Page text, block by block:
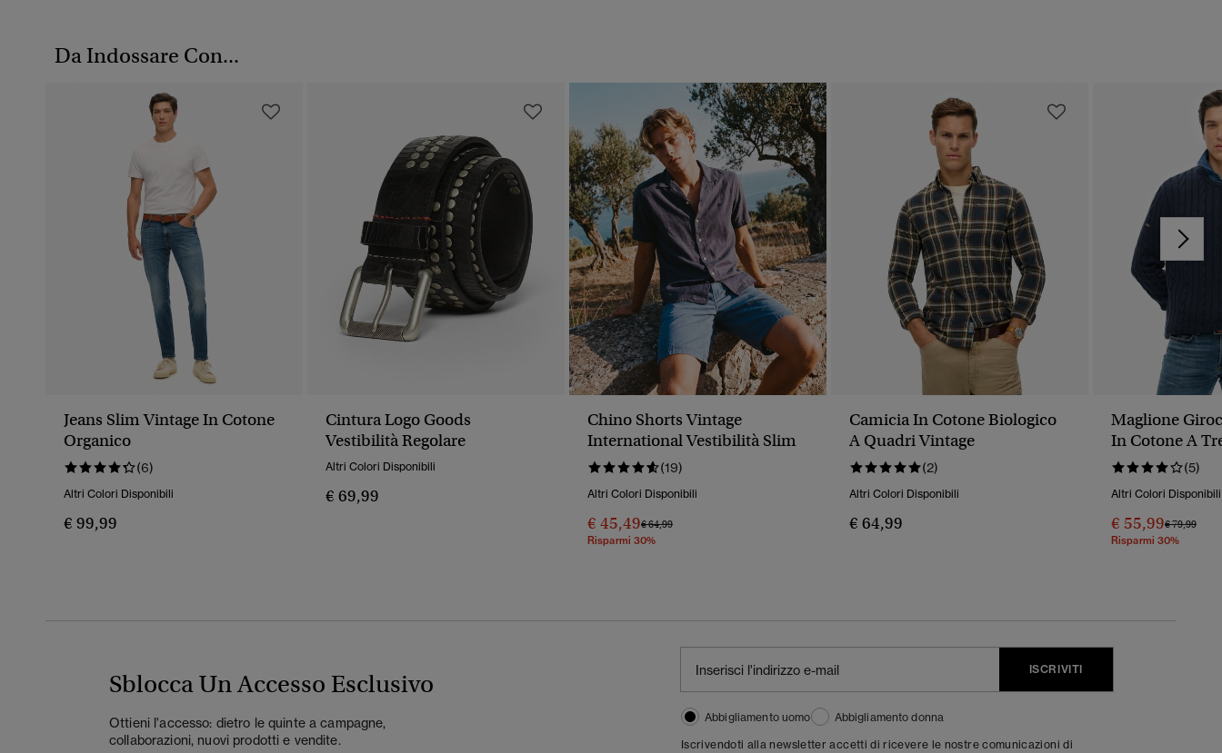
Da Indossare Con...
Jeans Slim Vintage In Cotone
Organico
(6)
Altri Colori Disponibili
€ 99,99
Cintura Logo Goods
Vestibilità Regolare
Altri Colori Disponibili
€ 69,99
Chino Shorts Vintage
International Vestibilità Slim
(19)
Altri Colori Disponibili
€ 45,49Prezzo Ridotto Da
€ 64,99A
Risparmi 30%
Camicia In Cotone Biologico
A Quadri Vintage
(2)
Altri Colori Disponibili
€ 64,99
Maglione
In Cotone A
(5)
Altri Colori Disponibili
€ 55,99Prezzo
€ 79,99A
Risparmi 30%
Sblocca Un Accesso Esclusivo
Ottieni l'accesso: dietro le quinte a campagne,
collaborazioni, nuovi prodotti e vendite.
ISCRIVITI
Abbigliamento uomo
Abbigliamento donna
Iscrivendoti alla newsletter accetti di ricevere le nostre comunicazioni di